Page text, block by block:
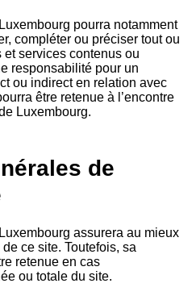
pourra notamment
compléter ou préciser tout ou
services contenus ou
responsabilité pour un
ou indirect en relation avec
être retenue à l’encontre
Luxembourg.
de
assurera au mieux
ce site. Toutefois, sa
retenue en cas
ou totale du site.